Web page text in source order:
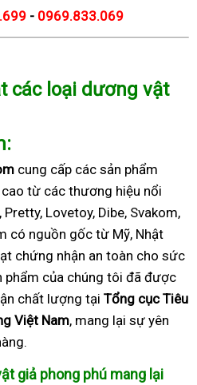
- 0969.833.069
các loại dương vật
cung cấp các sản phẩm
từ các thương hiệu nổi
Lovetoy, Dibe, Svakom,
có nguồn gốc từ Mỹ, Nhật
chứng nhận an toàn cho sức
phẩm của chúng tôi đã được
chất lượng tại Tổng cục Tiêu
Việt Nam, mang lại sự yên
giả phong phú mang lại